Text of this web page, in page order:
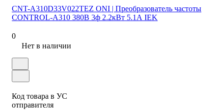
CNT-A310D33V022TEZ ONI | Преобразователь частоты
CONTROL-A310 380В 3ф 2.2кВт 5.1А IEK
0
Нет в наличии
Код товара в УС
отправителя